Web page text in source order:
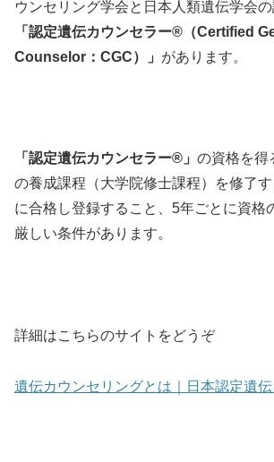
ウンセリング学会と日本人類遺伝学会
「認定遺伝カウンセラー®（Certified
Counselor：CGC）」 があります。
「認定遺伝カウンセラー®︎」 の資格を得
の養成課程（大学院修士課程）を修了
に合格し登録すること、5年ごとに資格
厳しい条件があります。
詳細はこちらのサイトをどうぞ
遺伝カウンセリングとは｜日本認定遺